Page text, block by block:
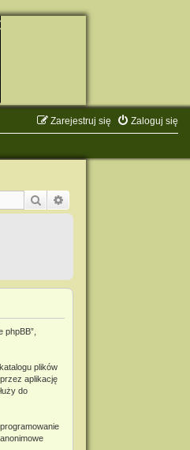
Zaloguj się
Zarejestruj się
Szukaj
phpBB”,
plików
aplikację
do